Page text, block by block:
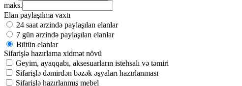
maks.
Elan paylaşılma vaxtı
24 saat ərzində paylaşılan elanlar
7 gün ərzində paylaşılan elanlar
Bütün elanlar
Sifarişlə hazırlama xidmət növü
Geyim, ayaqqabı, aksesuarların istehsalı və təmiri
Sifarişlə dəmirdən bəzək əşyaları hazırlanması
Sifarişlə hazırlanmış mebel